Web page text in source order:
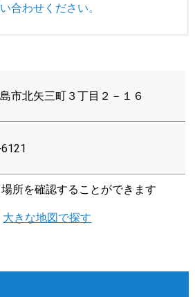
合わせください。
市北矢三町３丁目２－１６
所を確認することができます
大きな地図で探す